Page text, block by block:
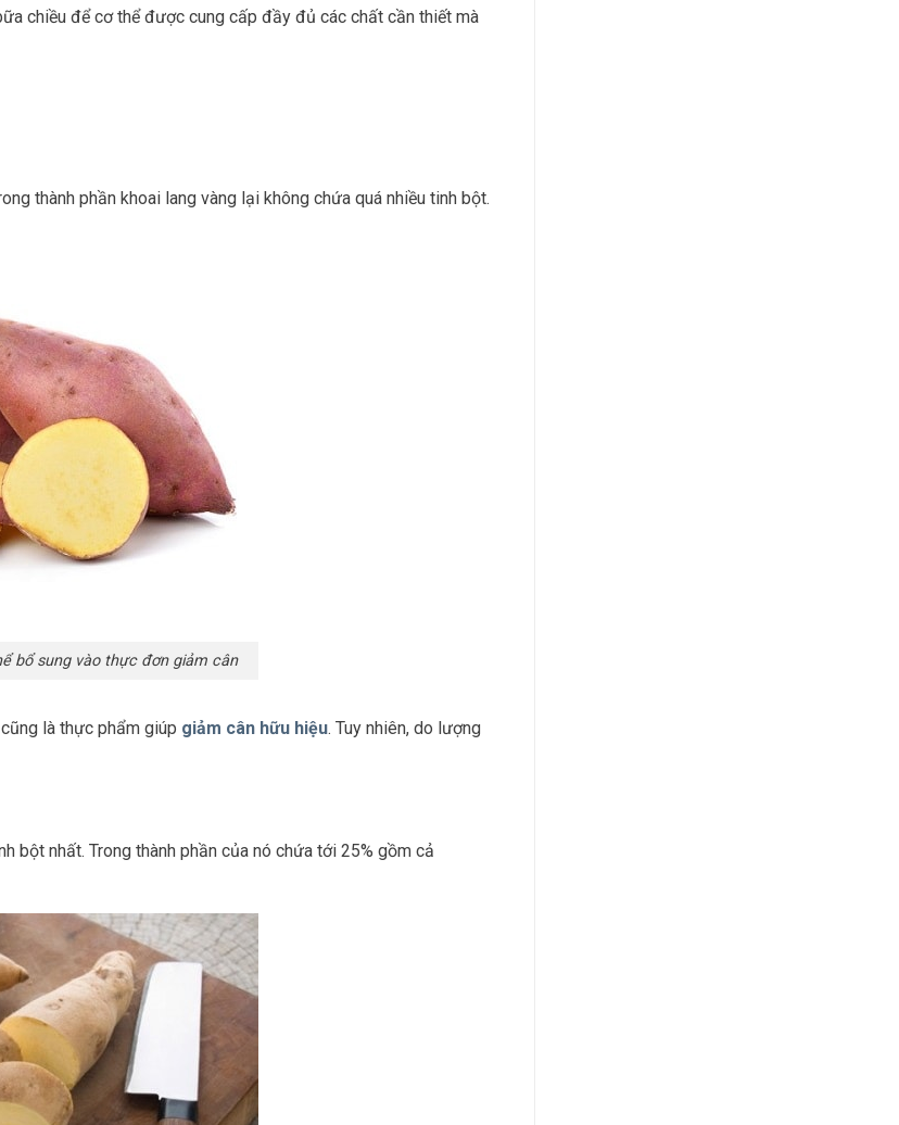
chiều để cơ thể được cung cấp đầy đủ các chất cần thiết mà
thành phần khoai lang vàng lại không chứa quá nhiều tinh bột.
bổ sung vào thực đơn giảm cân
là thực phẩm giúp giảm cân hữu hiệu. Tuy nhiên, do lượng
bột nhất. Trong thành phần của nó chứa tới 25% gồm cả